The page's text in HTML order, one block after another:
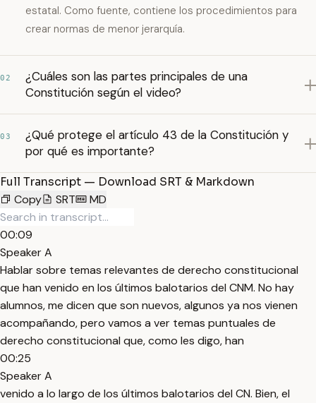
estatal. Como fuente, contiene los procedimientos para
crear normas de menor jerarquía.
02
¿Cuáles son las partes principales de una
Constitución según el video?
03
¿Qué protege el artículo 43 de la Constitución y
por qué es importante?
Full Transcript — Download SRT & Markdown
Copy
SRT MD
00:09
Speaker A
Hablar sobre temas relevantes de derecho constitucional
que han venido en los últimos balotarios del CNM. No hay
alumnos, me dicen que son nuevos, algunos ya nos vienen
acompañando, pero vamos a ver temas puntuales de
derecho constitucional que, como les digo, han
00:25
Speaker A
venido a lo largo de los últimos balotarios del CN. Bien, el